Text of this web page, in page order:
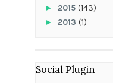
► 2015 (143)
► 2013 (1)
Social Plugin